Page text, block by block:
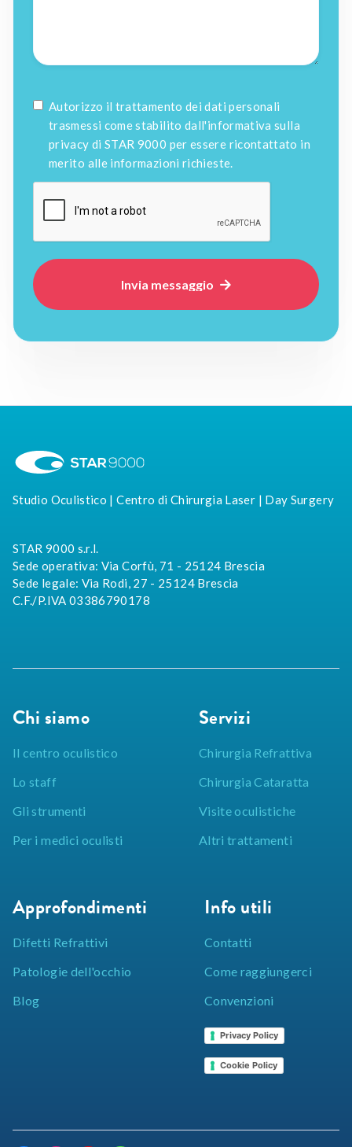
Autorizzo il trattamento dei dati personali
trasmessi come stabilito dall'informativa sulla
privacy di STAR 9000 per essere ricontattato in
merito alle informazioni richieste.

Studio Oculistico | Centro di Chirurgia Laser | Day Surgery
STAR 9000 s.r.l.
Sede operativa: Via Corfù, 71 - 25124 Brescia
Sede legale: Via Rodi, 27 - 25124 Brescia
C.F./P.IVA 03386790178
Chi siamo
Il centro oculistico
Lo staff
Gli strumenti
Per i medici oculisti
Servizi
Chirurgia Refrattiva
Chirurgia Cataratta
Visite oculistiche
Altri trattamenti
Approfondimenti
Difetti Refrattivi
Patologie dell'occhio
Blog
Info utili
Contatti
Come raggiungerci
Convenzioni
Privacy Policy
Cookie Policy